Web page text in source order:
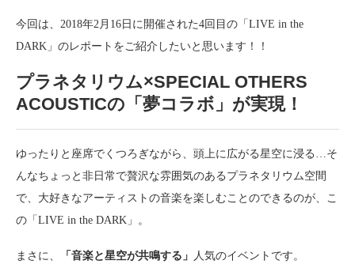
今回は、2018年2月16日に開催された4回目の「LIVE in the
DARK」のレポートをご紹介したいと思います！！
プラネタリウム×SPECIAL OTHERS
ACOUSTICの「夢コラボ」が実現！
ゆったりと座席でくつろぎながら、頭上に広がる星空に浸る…そ
んなちょっと非日常で贅沢な雰囲気のあるプラネタリウム空間
で、大好きなアーティストの音楽を楽しむことのできるのが、こ
の「LIVE in the DARK」。
まさに、 「音楽と星空が共鳴する」 人気のイベントです。